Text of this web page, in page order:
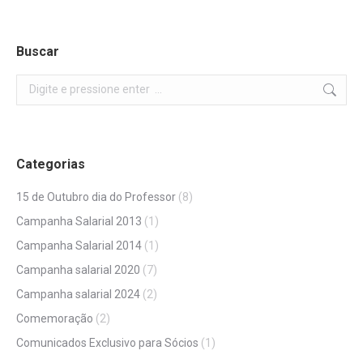
Buscar
Search:
Categorias
15 de Outubro dia do Professor (8)
Campanha Salarial 2013 (1)
Campanha Salarial 2014 (1)
Campanha salarial 2020 (7)
Campanha salarial 2024 (2)
Comemoração (2)
Comunicados Exclusivo para Sócios (1)